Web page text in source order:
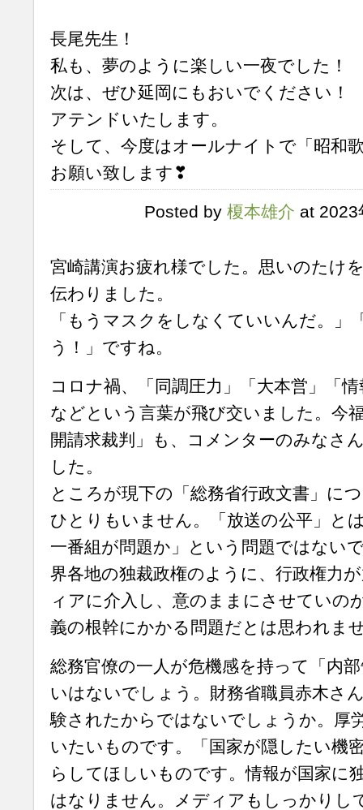
長尾先生！
私も、夢のように楽しい一夜でした！
次は、ぜひ延岡にもおいでください！
アテンドいたします。
そして、今度はオールナイトで「昭和
お願い致します❣
Posted by 榎本雄介 at
宮崎講演お疲れ様でした。思いのたけ
伝わりました。
「もうマスクをしなくていいんだ。」
う！」ですね。
コロナ禍、「同調圧力」「大本営」「
などという言葉が飛び交いました。今
開請求裁判」も、コメンターのみなさ
した。
ところが現下の「総務省行政文書」に
ひとりもいません。「放送の公平」と
一番組が問題か」という問題ではない
界各地の独裁政権のように、行政権力
ィアに介入し、意のままにさせていの
義の根幹にかかる問題だとは思われま
総務官僚の一人が危機感を持って「内
いはないでしょう。財務省職員赤木さ
験されたからではないでしょうか。厚
いたいものです。「国家が隠したい機
らしてほしいものです。情報が国家に
はなりません。メディアもしっかりし